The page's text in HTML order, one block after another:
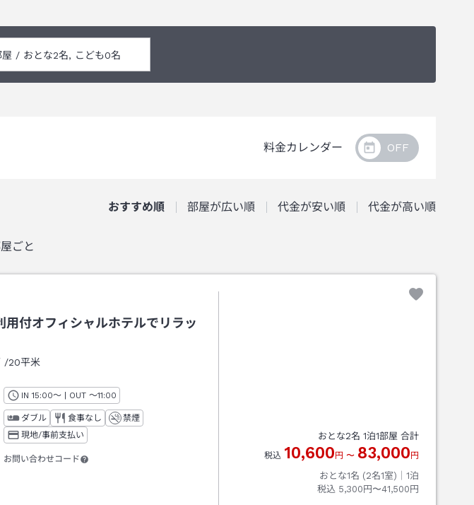
料金カレンダー
おすすめ順 部屋が広い順 代金が安い順 代金が高い順
ごと
用付オフィシャルホテルでリラッ
/20平米
IN チェックイン
15:00～ | OUT チェックアウト
～11:00
ダブル 食事なし
禁煙
現地/事前支払い
お問い合わせコード
おとな2名 1泊1部屋 合計
税込 10,600円 〜 83,000円
おとな1名 (2名1室)｜ 1泊
税込 5,300円〜41,500円